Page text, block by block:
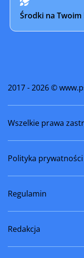
Środki na
2017 - 2026 ©
Wszelkie prawa
Polityka prywatności
Regulamin
Redakcja